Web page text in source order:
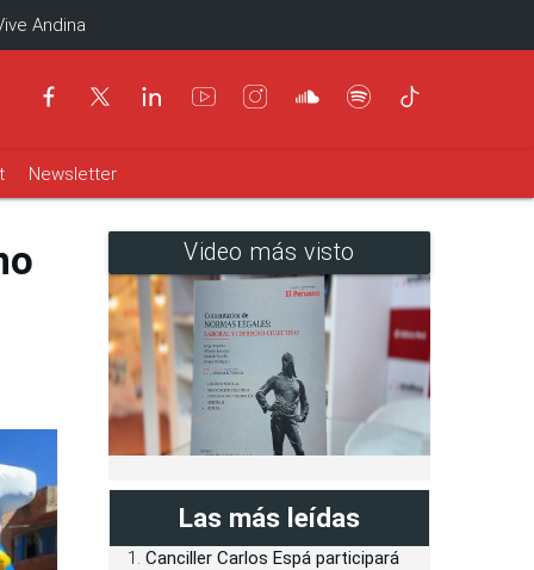
Andina
Newsletter
Video más visto
Las más leídas
Canciller Carlos Espá participará